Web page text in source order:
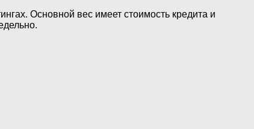
Основной вес имеет стоимость кредита и